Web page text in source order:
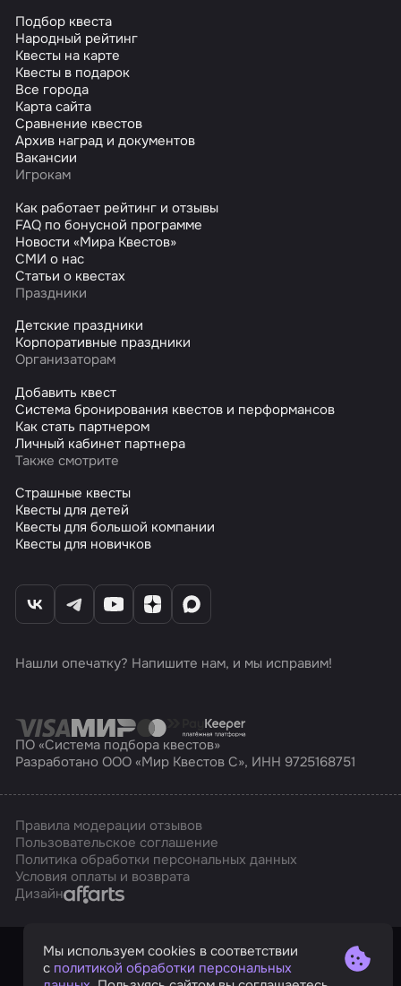
Подбор квеста
Народный рейтинг
Квесты на карте
Квесты в подарок
Все города
Карта сайта
Сравнение квестов
Архив наград и документов
Вакансии
Игрокам
Как работает рейтинг и отзывы
FAQ по бонусной программе
Новости «Мира Квестов»
СМИ о нас
Статьи о квестах
Праздники
Детские праздники
Корпоративные праздники
Организаторам
Добавить квест
Система бронирования квестов и перформансов
Как стать партнером
Личный кабинет партнера
Также смотрите
Страшные квесты
Квесты для детей
Квесты для большой компании
Квесты для новичков
Нашли опечатку? Напишите нам, и мы исправим!
ПО «Система подбора квестов»
Разработано ООО «Мир Квестов С», ИНН 9725168751
Правила модерации отзывов
Пользовательское соглашение
Политика обработки персональных данных
Условия оплаты и возврата
ДизайнAffarts
Мы используем cookies в соответствии
с политикой обработки персональных